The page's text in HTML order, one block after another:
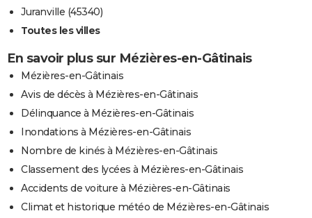
Juranville (45340)
Toutes les villes
En savoir plus sur Mézières-en-Gâtinais
Mézières-en-Gâtinais
Avis de décès à Mézières-en-Gâtinais
Délinquance à Mézières-en-Gâtinais
Inondations à Mézières-en-Gâtinais
Nombre de kinés à Mézières-en-Gâtinais
Classement des lycées à Mézières-en-Gâtinais
Accidents de voiture à Mézières-en-Gâtinais
Climat et historique météo de Mézières-en-Gâtinais